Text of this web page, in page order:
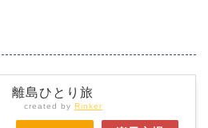
離島ひとり旅
created by Rinker